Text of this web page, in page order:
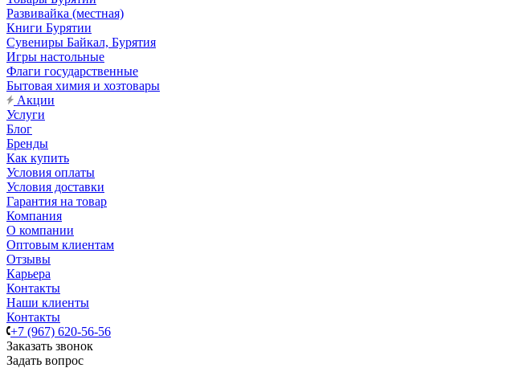
Развивайка (местная)
Книги Бурятии
Сувениры Байкал, Бурятия
Игры настольные
Флаги государственные
Бытовая химия и хозтовары
Акции
Услуги
Блог
Бренды
Как купить
Условия оплаты
Условия доставки
Гарантия на товар
Компания
О компании
Оптовым клиентам
Отзывы
Карьера
Контакты
Наши клиенты
Контакты
+7 (967) 620-56-56
Заказать звонок
Задать вопрос